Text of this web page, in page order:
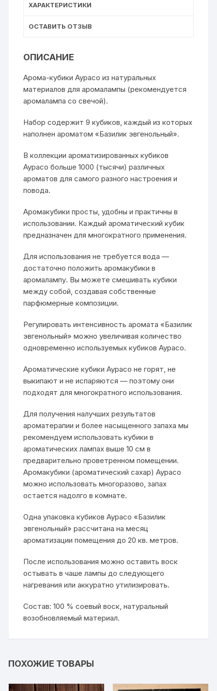
ХАРАКТЕРИСТИКИ
ОСТАВИТЬ ОТЗЫВ
ОПИСАНИЕ
Арома-кубики Аурасо из натуральных
материалов для аромалампы (рекомендуется
аромалампа со свечой).
Набор содержит 9 кубиков, каждый из которых
наполнен ароматом «Базилик эвгенольный».
В коллекции ароматизированных кубиков
Аурасо больше 1000 (тысячи) различных
ароматов для самого разного настроения и
повода.
Аромакубики просты, удобны и практичны в
использовании. Каждый ароматический кубик
предназначен для многократного применения.
Для использования не требуется вода —
достаточно положить аромакубики в
аромалампу. Вы можете смешивать кубики
между собой, создавая собственные
парфюмерные композиции.
Регулировать интенсивность аромата «Базилик
эвгенольный» можно увеличивая количество
одновременно используемых кубиков Аурасо.
Ароматические кубики Аурасо не горят, не
выкипают и не испаряются — поэтому они
подходят для многократного использования.
Для получения налучших результатов
ароматерапии и более насыщенного запаха мы
рекомендуем использовать кубики в
ароматических лампах выше 10 см в
предварительно проветренном помещении.
Аромакубики (ароматический сахар) Аурасо
можно использовать многоразово, запах
остается надолго в комнате.
Одна упаковка кубиков Аурасо «Базилик
эвгенольный» рассчитана на месяц
ароматизации помещения до 20 кв. метров.
После использования можно оставить воск
остывать в чаше лампы до следующего
нагревания или аккуратно утилизировать.
Состав: 100 % соевый воск, натуральный
возобновляемый материал.
ПОХОЖИЕ ТОВАРЫ